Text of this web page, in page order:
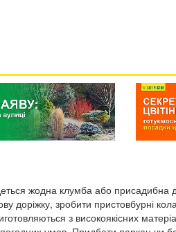
жодна клумба або присадибна
доріжку, зробити пристовбурні
з високоякісних